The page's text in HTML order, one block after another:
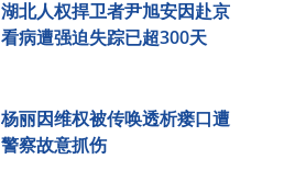
湖北人权捍卫者尹旭安因赴京
看病遭强迫失踪已超300天
杨丽因维权被传唤透析瘘口遭
警察故意抓伤